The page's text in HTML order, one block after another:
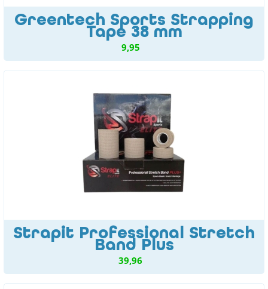
Greentech Sports Strapping
Tape 38 mm
9,95
Strapit Professional Stretch
Band Plus
39,96